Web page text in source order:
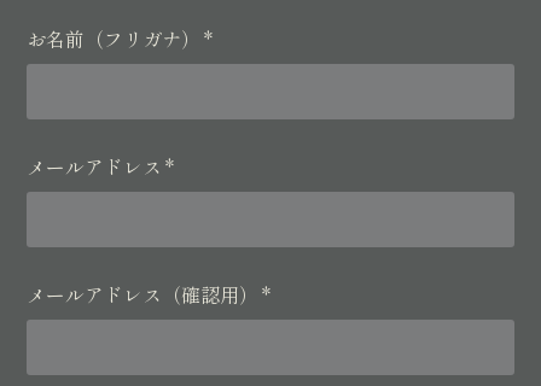
お名前（フリガナ） *
メールアドレス *
メールアドレス（確認用） *